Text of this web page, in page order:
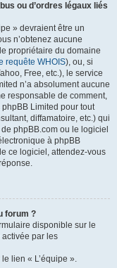
ou d’ordres légaux liés
» devraient être un
n’obtenez aucune
propriétaire du domaine
requête WHOIS), ou, si
Free, etc.), le service
n’a absolument aucune
responsable de comment,
Limited pour tout
diffamatoire, etc.) qui
phpBB.com ou le logiciel
à phpBB
ce logiciel, attendez-vous
forum ?
disponible sur le
activée par les
lien « L’équipe ».